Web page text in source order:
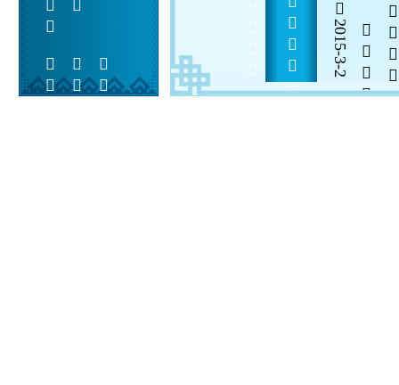
 
2015-3-2